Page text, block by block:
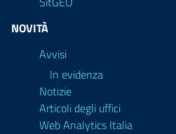
NOVITÀ
Avvisi
In evidenza
Notizie
Articoli degli uffici
Web Analytics Italia